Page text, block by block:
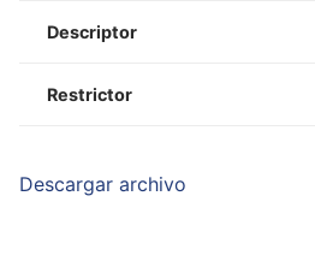
Descriptor
Restrictor
Descargar archivo